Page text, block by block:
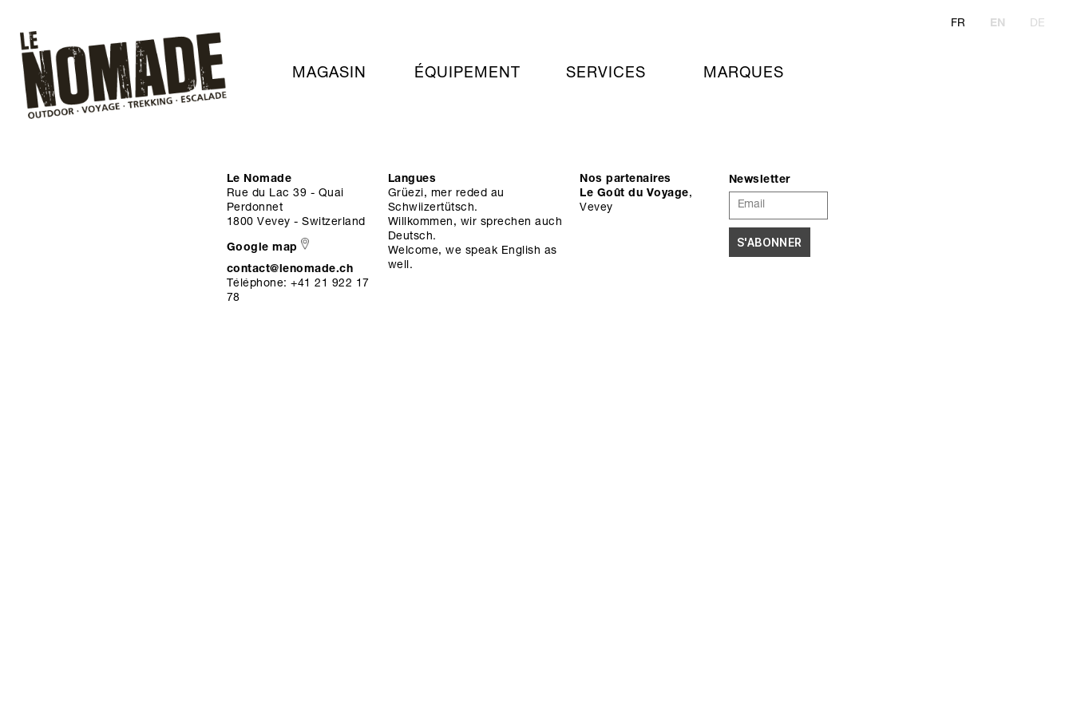
MAGASIN ÉQUIPEMENT SERVICES MARQUES
DE
EN
FR
Le Nomade
Rue du Lac 39 - Quai
Perdonnet
1800 Vevey - Switzerland
Google map
contact@lenomade.ch
Téléphone: +41 21 922 17
78
Langues
Grüezi, mer reded au
Schwiizertütsch.
Willkommen, wir sprechen auch
Deutsch.
Welcome, we speak English as
well.
Nos partenaires
Le Goût du Voyage,
Vevey
Newsletter